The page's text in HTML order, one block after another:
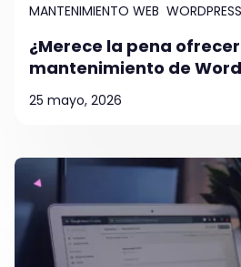
MANTENIMIENTO WEB WORDPRESS
¿Merece la pena
mantenimiento de
25 mayo, 2026